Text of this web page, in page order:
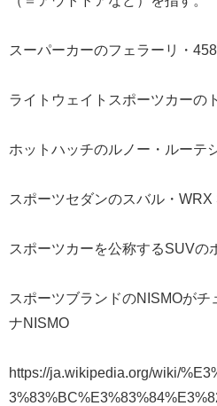
スーパーカーのフェラーリ・
ライトウェイトスポーツカーの
ホットハッチのルノー・ルーテ
スポーツセダンのスバル・WRX
スポーツカーを公称するSUVの
スポーツブランドのNISMOが
ナNISMO
https://ja.wikipedia.org/wiki/